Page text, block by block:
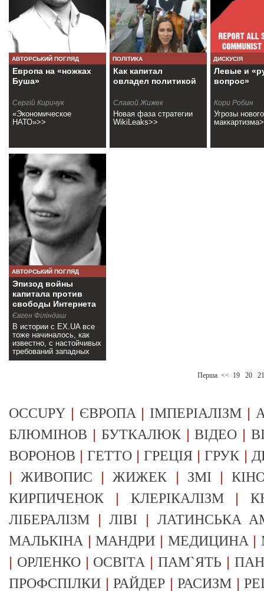
АВТОРСЬКИЙ ПОГЛЯД
Европа на «ножках
Буша»
Сергій Киричук
«Экономическое
НАТО»>>
ПОЛІТИКА
Как капитал
овладел политикой
Славой Жижек
Новая фаза стратегии
WikiLeaks>>
ДИСКУСІЯ
Левые и
вопрос»
Кори Робин
Угрозы нового
АВТОРСЬКИЙ ПОГЛЯД
Эпизод войны
капитала против
свободы Интернета
Євген Філіндаш
В истории с ЕХ.UA все
тоже начиналось, как
известно, с настойчивых
требований западных
корпораций>>
Перша << 19 20 21
OCCUPY | ЄВРОПА | ІМПЕРІАЛІЗМ |
БЛЮМІНОВ | БУТКАЛЮК|ВІДЕО |
ВОРОНОВ |ГЕТТО |ГРЕЦІЯ |ГРУК |
|ЖИВОПИС |ЖИЖЕК | ЗМІ |
КИРПИЧЕНОК | КЛЕРІКАЛІЗМ|
ЛІБЕРАЛІЗМ |ЛІВІ | ЛАТИНСЬКА
МАЛЬКІНА |МАНДРИ | МЕДИЦИНА |
| ОРЛЕНКО| ОСВІТА |ПАМ`ЯТЬ |
ПРОФСПІЛКИ |РАЙДЕР |РАСИЗМ |